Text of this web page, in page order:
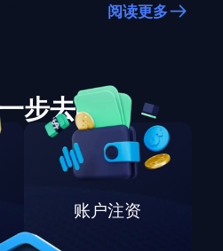
阅读更多
步去哪里
账户注资